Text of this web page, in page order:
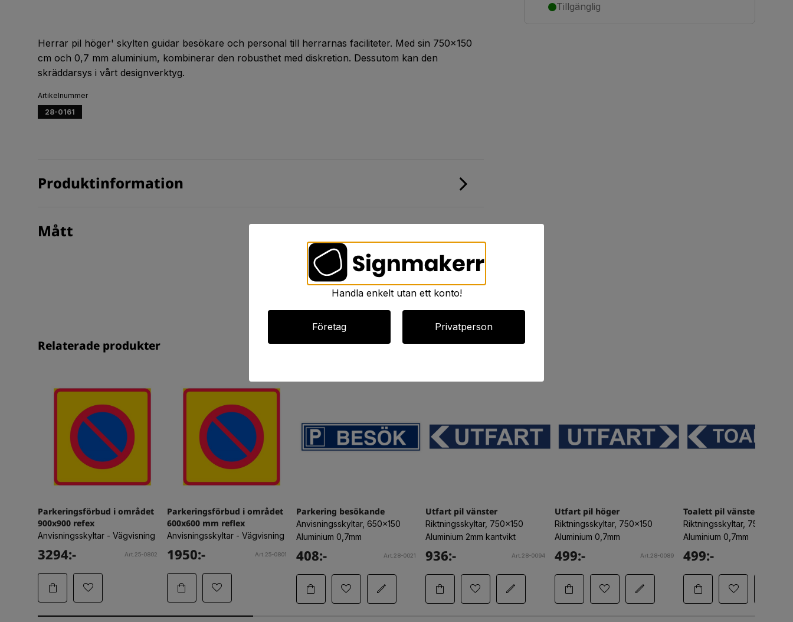
Tillgänglig
Herrar pil höger' skylten guidar besökare och personal till herrarnas faciliteter. Med sin 750x150
cm och 0,7 mm aluminium, kombinerar den robusthet med diskretion. Dessutom kan den
skräddarsys i vårt designverktyg.
Artikelnummer
28-0161
Produktinformation
Mått
Relaterade produkter
Parkeringsförbud i området
900x900 refex
Anvisningsskyltar - Vägvisning
3294:- Art.25-0802
Parkeringsförbud i området
600x600 mm reflex
Anvisningsskyltar - Vägvisning
1950:- Art.25-0801
Parkering besökande
Anvisningsskyltar, 650x150
Aluminium 0,7mm
408:- Art.28-0021
Utfart pil vänster
Riktningsskyltar, 750x150
Aluminium 2mm kantvikt
936:- Art.28-0094
Utfart pil höger
Riktningsskyltar, 750x150
Aluminium 0,7mm
499:- Art.28-0089
Toalett pil vänster
Riktningsskyltar, 750x150
Aluminium 0,7mm
499:-
Handla enkelt utan ett konto!
Företag Privatperson